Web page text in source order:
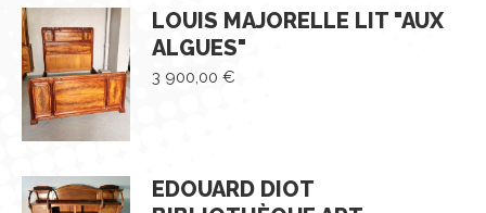
LOUIS MAJORELLE LIT "AUX
ALGUES"
3 900,00 €
EDOUARD DIOT